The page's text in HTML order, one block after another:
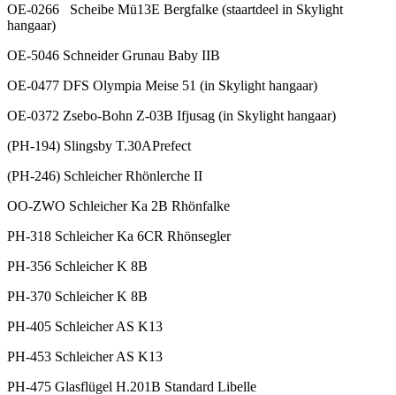
OE-0266 Scheibe Mü13E Bergfalke (staartdeel in Skylight
hangaar)
OE-5046 Schneider Grunau Baby IIB
OE-0477 DFS Olympia Meise 51 (in Skylight hangaar)
OE-0372 Zsebo-Bohn Z-03B Ifjusag (in Skylight hangaar)
(PH-194) Slingsby T.30APrefect
(PH-246) Schleicher Rhönlerche II
OO-ZWO Schleicher Ka 2B Rhönfalke
PH-318 Schleicher Ka 6CR Rhönsegler
PH-356 Schleicher K 8B
PH-370 Schleicher K 8B
PH-405 Schleicher AS K13
PH-453 Schleicher AS K13
PH-475 Glasflügel H.201B Standard Libelle